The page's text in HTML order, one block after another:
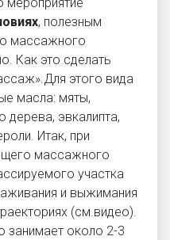
, полезным
массажного
Как это сделать
этого вида
масла: мяты,
дерева, эвкалипта,
Итак, при
массажного
участка
и выжимания
(см.видео).
занимает около 2-3